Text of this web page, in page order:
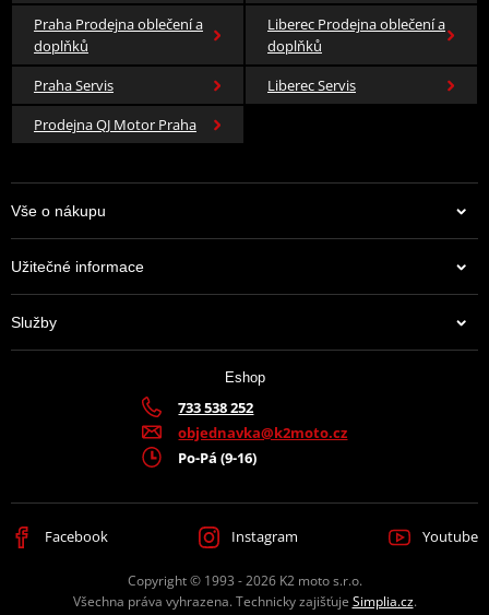
Praha Prodejna oblečení a
doplňků
Liberec Prodejna oblečení a
doplňků
Praha Servis
Liberec Servis
Prodejna QJ Motor Praha
Vše o nákupu
Užitečné informace
Služby
Eshop
733 538 252
objednavka@k2moto.cz
Po-Pá (9-16)
Facebook Instagram Youtube
Copyright © 1993 - 2026 K2 moto s.r.o.
Všechna práva vyhrazena. Technicky zajišťuje Simplia.cz.